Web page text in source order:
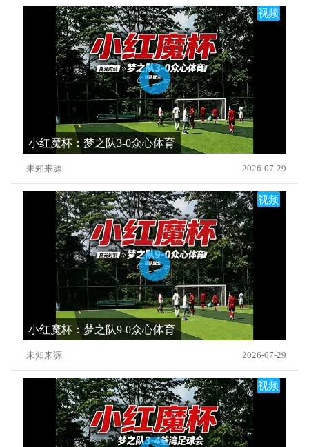
视频
小红魔杯：梦之队3-0众心体育
未知来源 2026-07-29
视频
小红魔杯：梦之队9-0众心体育
未知来源 2026-07-29
视频